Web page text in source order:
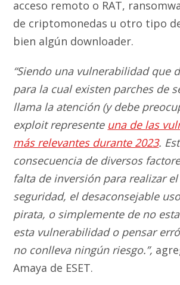
acceso remoto o RAT,
de criptomonedas u otro tipo
bien algún downloader.
“Siendo una vulnerabilidad que
para la cual existen parches de
llama la atención (y debe
exploit represente una de las
más relevantes durante 2023.
consecuencia de diversos
falta de inversión para realizar
seguridad, el desaconsejable
pirata, o simplemente de no
esta vulnerabilidad o pensar
no conlleva ningún riesgo.”,
Amaya de ESET.